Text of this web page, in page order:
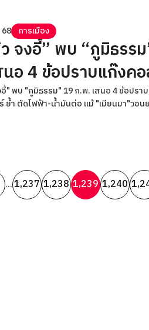
การเมือง
จงอี้” พบ “ภูมิธรร
นอ 4 ข้อปราบแก๊งค
อี้" พบ "ภูมิธรรม" 19 ก.พ. เสนอ 4 ข้อปรา
ย้ำ ตัดไฟฟ้า-น้ำมันต่อ แม้ "เมียนมา"วอน
…1,237 1,238 1,239 1,240